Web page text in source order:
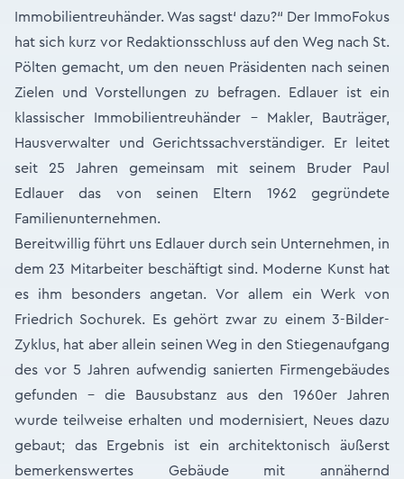
Immobilientreuhänder. Was sagst‘ dazu?“ Der ImmoFokus
hat sich kurz vor Redaktionsschluss auf den Weg nach St.
Pölten gemacht, um den neuen Präsidenten nach seinen
Zielen und Vorstellungen zu befragen. Edlauer ist ein
klassischer Immobilientreuhänder – Makler, Bauträger,
Hausverwalter und Gerichtssachverständiger. Er leitet
seit 25 Jahren gemeinsam mit seinem Bruder Paul
Edlauer das von seinen Eltern 1962 gegründete
Familienunternehmen.
Bereitwillig führt uns Edlauer durch sein Unternehmen, in
dem 23 Mitarbeiter beschäftigt sind. Moderne Kunst hat
es ihm besonders angetan. Vor allem ein Werk von
Friedrich Sochurek. Es gehört zwar zu einem 3-Bilder-
Zyklus, hat aber allein seinen Weg in den Stiegenaufgang
des vor 5 Jahren aufwendig sanierten Firmengebäudes
gefunden - die Bausubstanz aus den 1960er Jahren
wurde teilweise erhalten und modernisiert, Neues dazu
gebaut; das Ergebnis ist ein architektonisch äußerst
bemerkenswertes Gebäude mit annähernd